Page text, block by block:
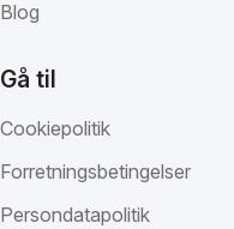
Blog
Gå til
Cookiepolitik
Forretningsbetingelser
Persondatapolitik